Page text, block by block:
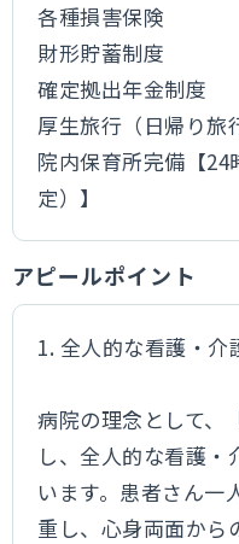
各種損害保険
財形貯蓄制度
確定拠出年金制度
厚生旅行（日帰り旅
院内保育所完備【24
定）】
アピールポイント
1. 全人的な看護・介
病院の理念として、
し、全人的な看護
います。患者さん一
重し、心身両面から